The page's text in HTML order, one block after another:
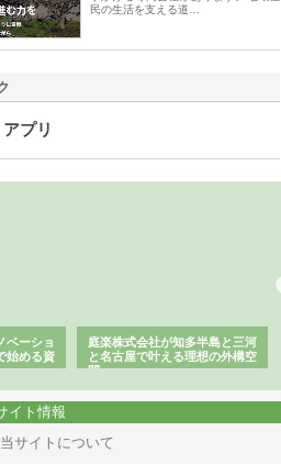
民の生活を支える道…
プリ
ベーショ
始める資
庭楽株式会社が知多半島と三河
と名古屋で叶える理想の外構空
間
イト情報
当サイトについて